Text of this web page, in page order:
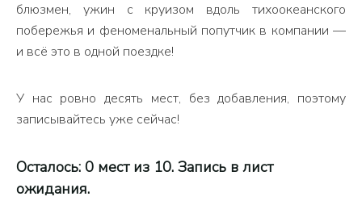
блюзмен, ужин с круизом вдоль тихоокеанского
побережья и феноменальный попутчик в компании —
и всё это в одной поездке!
У нас ровно десять мест, без добавления, поэтому
записывайтесь уже сейчас!
Осталось: 0 мест из 10. Запись в лист
ожидания.